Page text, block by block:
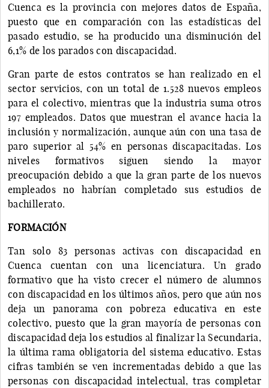
Cuenca es la provincia con mejores datos de España,
puesto que en comparación con las estadísticas del
pasado estudio, se ha producido una disminución del
6,1% de los parados con discapacidad.
Gran parte de estos contratos se han realizado en el
sector servicios, con un total de 1.528 nuevos empleos
para el colectivo, mientras que la industria suma otros
197 empleados. Datos que muestran el avance hacia la
inclusión y normalización, aunque aún con una tasa de
paro superior al 54% en personas discapacitadas. Los
niveles formativos siguen siendo la mayor
preocupación debido a que la gran parte de los nuevos
empleados no habrían completado sus estudios de
bachillerato.
FORMACIÓN
Tan solo 83 personas activas con discapacidad en
Cuenca cuentan con una licenciatura. Un grado
formativo que ha visto crecer el número de alumnos
con discapacidad en los últimos años, pero que aún nos
deja un panorama con pobreza educativa en este
colectivo, puesto que la gran mayoría de personas con
discapacidad deja los estudios al finalizar la Secundaria,
la última rama obligatoria del sistema educativo. Estas
cifras también se ven incrementadas debido a que las
personas con discapacidad intelectual, tras completar